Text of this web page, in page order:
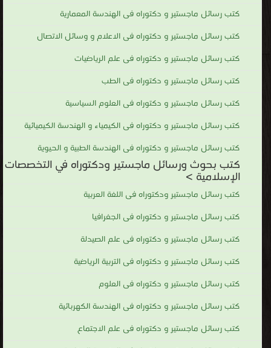
كتب رسائل ماجستير و دكتوراه فى الهندسة المعمارية
كتب رسائل ماجستير و دكتوراه فى الاعلام و وسائل الاتصال
كتب رسائل ماجستير و دكتوراه فى علم الرياضيات
كتب رسائل ماجستير و دكتوراه فى الطب
كتب رسائل ماجستير و دكتوراه فى العلوم السياسية
كتب رسائل ماجستير و دكتوراه فى الكيمياء و الهندسة الكيميائية
كتب رسائل ماجستير و دكتوراه فى الهندسة الطبية و الحيوية
كتب بحوث ورسائل ماجستير ودكتوراه في التخصصات
الإسلامية >
كتب رسائل ماجستير ودكتوراه فى اللغة العربية
كتب رسائل ماجستير و دكتوراه فى الجغرافيا
كتب رسائل ماجستير و دكتوراه فى علم الصيدلة
كتب رسائل ماجستير و دكتوراه فى التربية الرياضية
كتب رسائل ماجستير و دكتوراه فى العلوم
كتب رسائل ماجستير و دكتوراه فى الهندسة الكهربائية
كتب رسائل ماجستير و دكتوراه فى علم الاجتماع